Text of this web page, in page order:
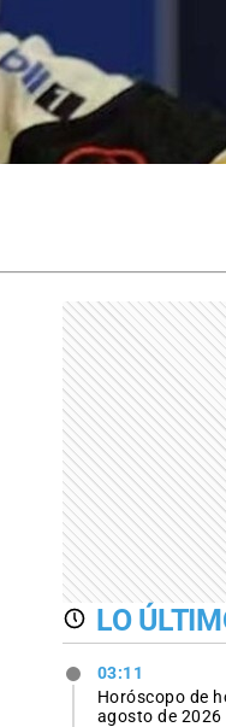
LO
03:11
Horóscopo de
agosto de 2026